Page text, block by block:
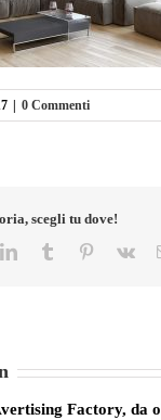
0 Commenti
scegli tu dove!
LinkedInTumblr Pinterest
Vk
Factory, da